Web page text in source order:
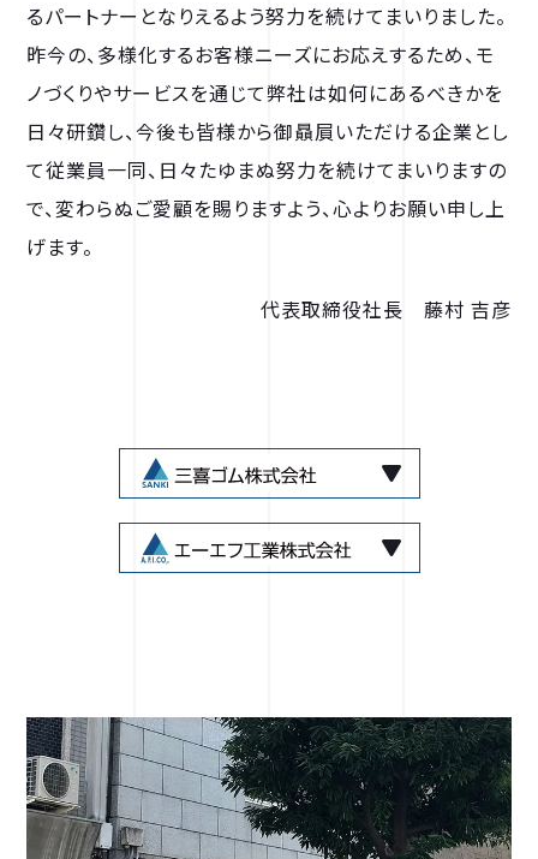
るパートナーとなりえるよう努力を続けてまいりました。
昨今の、多様化するお客様ニーズにお応えするため、モ
ノづくりやサービスを通じて弊社は如何にあるべきかを
日々研鑽し、今後も皆様から御贔屓いただける企業とし
て従業員一同、日々たゆまぬ努力を続けてまいりますの
で、変わらぬご愛顧を賜りますよう、心よりお願い申し上
げます。
代表取締役社長 藤村 吉彦